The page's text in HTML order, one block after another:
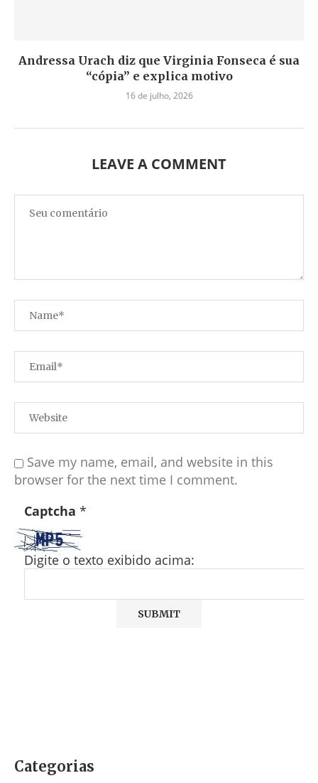
Andressa Urach diz que Virginia Fonseca é sua
“cópia” e explica motivo
16 de julho, 2026
LEAVE A COMMENT
Save my name, email, and website in this
browser for the next time I comment.
Captcha *
Digite o texto exibido acima:
Categorias